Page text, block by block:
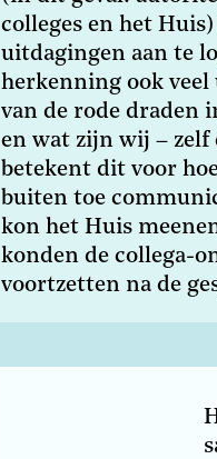
colleges en het
uitdagingen aan te
herkenning ook veel
van de rode draden
en wat zijn wij – zelf
betekent dit voor
buiten toe
kon het Huis
konden de collega-
voortzetten na de